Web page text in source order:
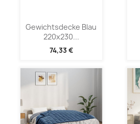
Gewichtsdecke Blau
220x230...
74,33 €